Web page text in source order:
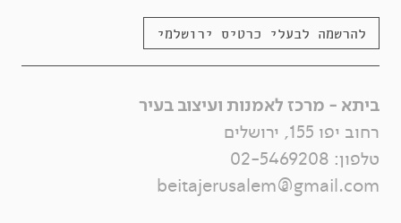
להרשמה לבעלי כרטיס ירושלמי
ביתא - מרכז לאמנות ועיצוב בעיר
רחוב יפו 155, ירושלים
טלפון: 02-5469208
beitajerusalem@gmail.com